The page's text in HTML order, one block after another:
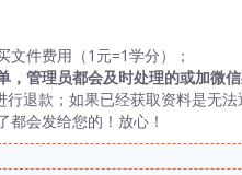
文件费用（1元=1学分）；
管理员都会及时处理的或加微信
退款；如果已经获取资料是无法
都会发给您的！放心！